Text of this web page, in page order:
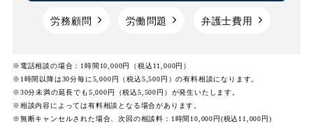
労務顧問 労働問題 弁護士費用
※電話相談の場合：1時間10,000円（税込11,000円）
※1時間以降は30分毎に5,000円（税込5,500円）の有料相談になります。
※30分未満の延長でも5,000円（税込5,500円）が発生いたします。
※相談内容によっては有料相談となる場合があります。
※無断キャンセルされた場合、次回の相談料：1時間10,000円(税込11,000円)